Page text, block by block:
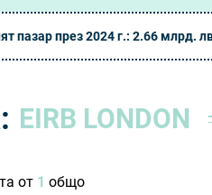
пазар през 2024 г.: 2.66 млрд.
EIRB LONDON
от 1 общо